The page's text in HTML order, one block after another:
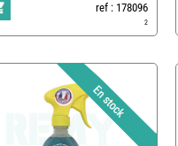
ref : 178096
2